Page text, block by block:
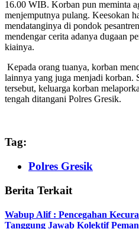
16.00 WIB. Korban pun meminta
menjemputnya pulang. Keesokan
mendatanginya di pondok
mendengar cerita adanya dugaan
kiainya.
Kepada orang tuanya, korban
lainnya yang juga menjadi korban.
tersebut, keluarga korban
tengah ditangani Polres Gresik.
Tag:
Polres Gresik
Berita Terkait
Wabup Alif : Pencegahan
Tanggung Jawab Kolektif